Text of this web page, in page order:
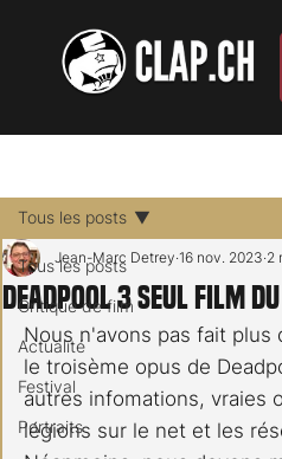
Tous les posts
Critique de film
Actualité
Festival
Portraits
Tous les posts
Deadpool 3 seul film du
Jean-Marc Detrey 16 nov. 2023 2
Nous n'avons pas fait plus
le troisème opus de
autres infomations, vraies
légions sur le net et les